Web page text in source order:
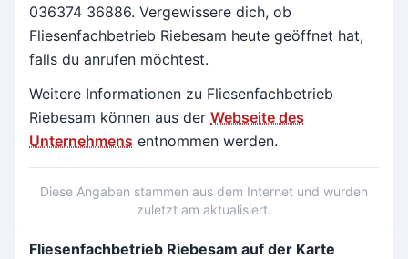
036374 36886. Vergewissere dich, ob
Fliesenfachbetrieb Riebesam heute geöffnet hat,
falls du anrufen möchtest.
Weitere Informationen zu Fliesenfachbetrieb
Riebesam können aus der Webseite des
Unternehmens entnommen werden.
Diese Angaben stammen aus dem Internet und wurden
zuletzt am aktualisiert.
Fliesenfachbetrieb Riebesam auf der Karte